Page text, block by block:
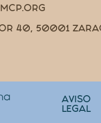
40, 50001
AVISO
LEGAL